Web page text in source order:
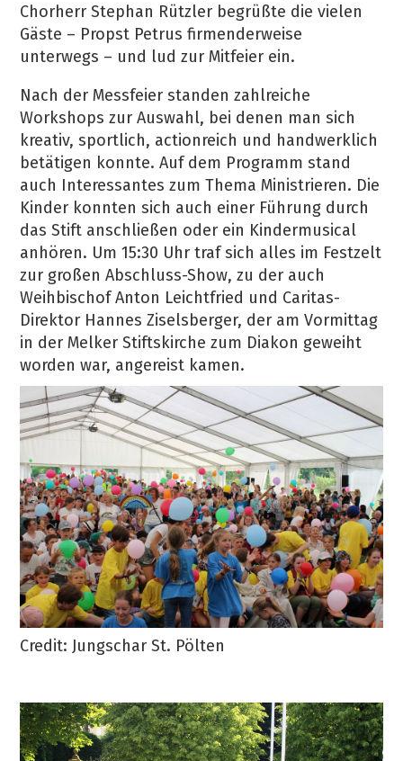
Chorherr Stephan Rützler begrüßte die vielen
Gäste – Propst Petrus firmenderweise
unterwegs – und lud zur Mitfeier ein.
Nach der Messfeier standen zahlreiche
Workshops zur Auswahl, bei denen man sich
kreativ, sportlich, actionreich und handwerklich
betätigen konnte. Auf dem Programm stand
auch Interessantes zum Thema Ministrieren. Die
Kinder konnten sich auch einer Führung durch
das Stift anschließen oder ein Kindermusical
anhören. Um 15:30 Uhr traf sich alles im Festzelt
zur großen Abschluss-Show, zu der auch
Weihbischof Anton Leichtfried und Caritas-
Direktor Hannes Ziselsberger, der am Vormittag
in der Melker Stiftskirche zum Diakon geweiht
worden war, angereist kamen.
Credit: Jungschar St. Pölten